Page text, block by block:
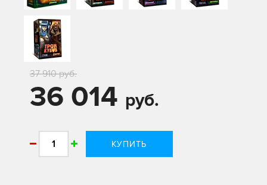
36 014 руб.
37 910 руб.
КУПИТЬ